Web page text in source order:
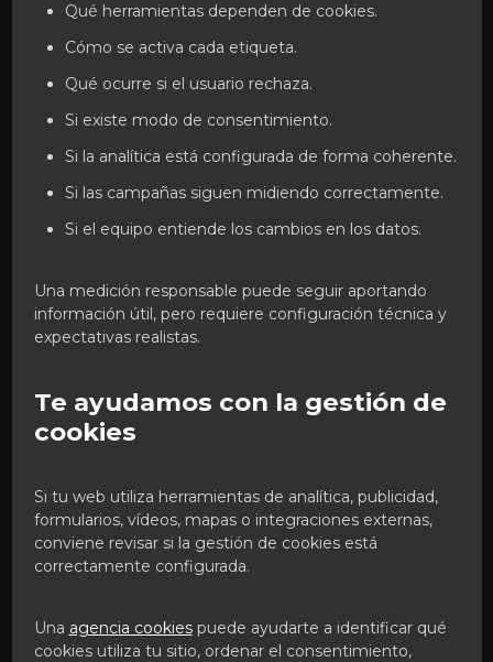
Qué herramientas dependen de cookies.
Cómo se activa cada etiqueta.
Qué ocurre si el usuario rechaza.
Si existe modo de consentimiento.
Si la analítica está configurada de forma coherente.
Si las campañas siguen midiendo correctamente.
Si el equipo entiende los cambios en los datos.
Una medición responsable puede seguir aportando
información útil, pero requiere configuración técnica y
expectativas realistas.
Te ayudamos con la gestión de
cookies
Si tu web utiliza herramientas de analítica, publicidad,
formularios, vídeos, mapas o integraciones externas,
conviene revisar si la gestión de cookies está
correctamente configurada.
Una agencia cookiespuede ayudarte a identificar qué
cookies utiliza tu sitio, ordenar el consentimiento,